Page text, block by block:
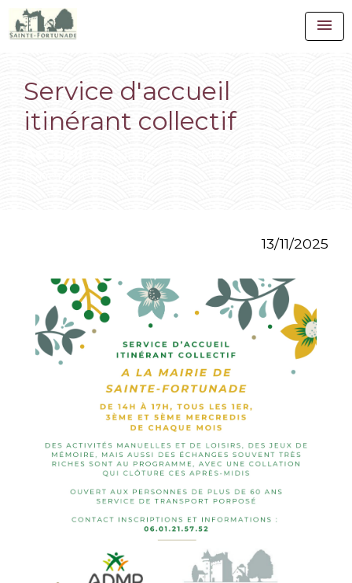
menu
Service d'accueil
itinérant collectif
13/11/2025